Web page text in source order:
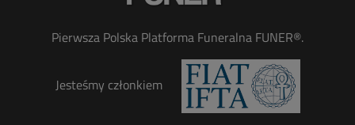
Pierwsza Polska Platforma Funeralna FUNER®.
Jesteśmy członkiem